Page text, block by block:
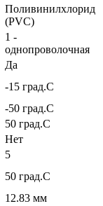
Поливинилхлорид
(PVC)
1 -
однопроволочная
Да
-15 град.C
-50 град.C
50 град.C
Нет
5
50 град.C
12.83 мм